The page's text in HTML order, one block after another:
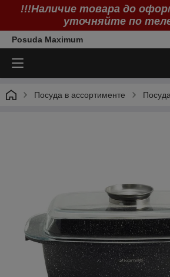
!!!Наличие товара до
уточняйте по
Posuda Maximum
Посуда в ассортименте